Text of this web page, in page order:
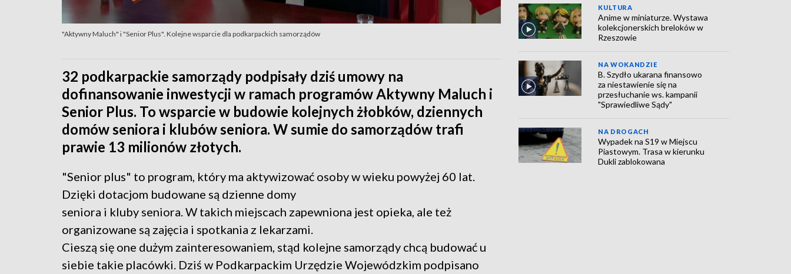
"Aktywny Maluch" i "Senior Plus". Kolejne wsparcie dla podkarpackich samorządów
32 podkarpackie samorządy podpisały dziś umowy na
dofinansowanie inwestycji w ramach programów Aktywny Maluch i
Senior Plus. To wsparcie w budowie kolejnych żłobków, dziennych
domów seniora i klubów seniora. W sumie do samorządów trafi
prawie 13 milionów złotych.
"Senior plus" to program, który ma aktywizować osoby w wieku powyżej 60 lat.
Dzięki dotacjom budowane są dzienne domy
seniora i kluby seniora. W takich miejscach zapewniona jest opieka, ale też
organizowane są zajęcia i spotkania z lekarzami.
Cieszą się one dużym zainteresowaniem, stąd kolejne samorządy chcą budować u
siebie takie placówki. Dziś w Podkarpackim Urzędzie Wojewódzkim podpisano
KULTURA
Anime w miniaturze. Wystawa
kolekcjonerskich breloków w
Rzeszowie
NA WOKANDZIE
B. Szydło ukarana finansowo
za niestawienie się na
przesłuchanie ws. kampanii
"Sprawiedliwe Sądy"
NA DROGACH
Wypadek na S19 w Miejscu
Piastowym. Trasa w kierunku
Dukli zablokowana